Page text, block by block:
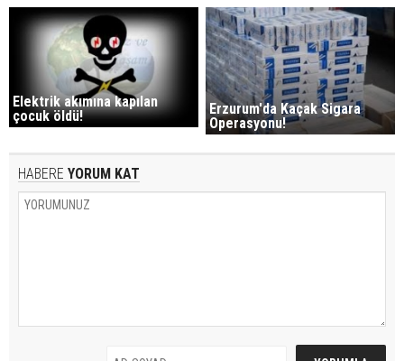
Elektrik akımına kapılan
çocuk öldü!
Erzurum'da Kaçak Sigara
Operasyonu!
HABERE YORUM KAT